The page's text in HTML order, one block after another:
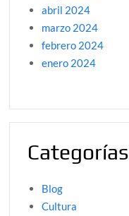
abril 2024
marzo 2024
febrero 2024
enero 2024
Categorías
Blog
Cultura